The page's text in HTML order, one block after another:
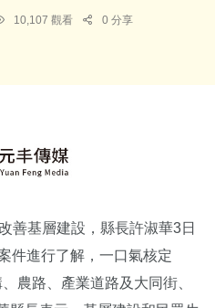
10,107 觀看 0 分享
善基層建設，縣長許淑華3日
件進行了解，一口氣核定
農路、產業道路及大同街、